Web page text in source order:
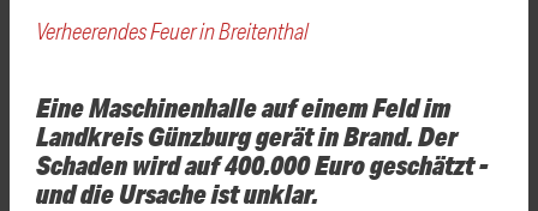
Verheerendes Feuer in Breitenthal
Eine Maschinenhalle auf einem Feld im
Landkreis Günzburg gerät in Brand. Der
Schaden wird auf 400.000 Euro geschätzt -
und die Ursache ist unklar.